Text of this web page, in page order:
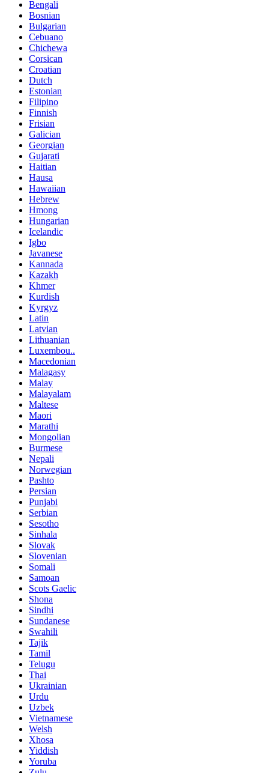
Bengali
Bosnian
Bulgarian
Cebuano
Chichewa
Corsican
Croatian
Dutch
Estonian
Filipino
Finnish
Frisian
Galician
Georgian
Gujarati
Haitian
Hausa
Hawaiian
Hebrew
Hmong
Hungarian
Icelandic
Igbo
Javanese
Kannada
Kazakh
Khmer
Kurdish
Kyrgyz
Latin
Latvian
Lithuanian
Luxembou..
Macedonian
Malagasy
Malay
Malayalam
Maltese
Maori
Marathi
Mongolian
Burmese
Nepali
Norwegian
Pashto
Persian
Punjabi
Serbian
Sesotho
Sinhala
Slovak
Slovenian
Somali
Samoan
Scots Gaelic
Shona
Sindhi
Sundanese
Swahili
Tajik
Tamil
Telugu
Thai
Ukrainian
Urdu
Uzbek
Vietnamese
Welsh
Xhosa
Yiddish
Yoruba